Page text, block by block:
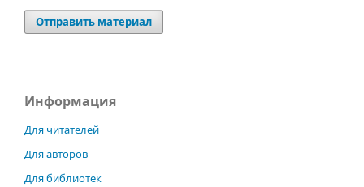
Отправить материал
Информация
Для читателей
Для авторов
Для библиотек